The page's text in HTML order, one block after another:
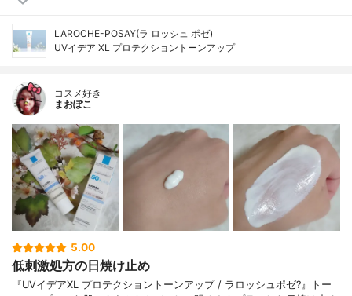
LAROCHE-POSAY(ラ ロッシュ ポゼ)
UVイデア XL プロテクショントーンアップ
コスメ好き
まおぽこ
5.00
低刺激処方の日焼け止め
『UVイデアXL プロテクショントーンアップ / ラロッシュポゼ?』トー